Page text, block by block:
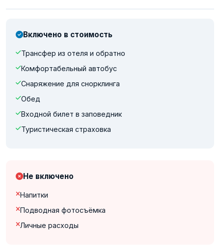
Включено в стоимость
Трансфер из отеля и обратно
Комфортабельный автобус
Снаряжение для снорклинга
Обед
Входной билет в заповедник
Туристическая страховка
Не включено
Напитки
Подводная фотосъёмка
Личные расходы